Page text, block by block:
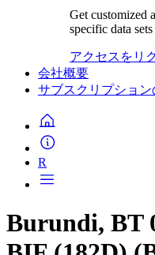
Get customized
specific data sets
アクセスをリ
会社概要
サブスクリプション
R
Burundi, BT